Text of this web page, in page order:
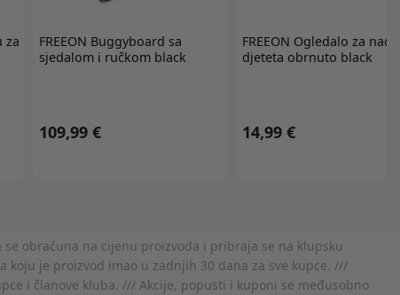
za
FREEON Buggyboard sa
sjedalom i ručkom black
109,99 €
FREEON Ogledalo za
djeteta obrnuto black
14,99 €
se obračuna na cijenu proizvoda i pribraja se na klupsku
koju je proizvod imao u zadnjih 30 dana za sve kupce. ///
i članove kluba. /// Akcije, popusti i kuponi se međusobno